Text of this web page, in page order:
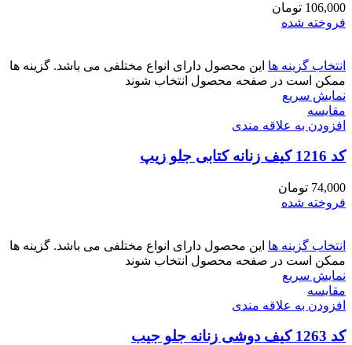
106,000 تومان
فروخته شده
انتخاب گزینه ها این محصول دارای انواع مختلفی می باشد. گزینه ها
ممکن است در صفحه محصول انتخاب شوند
نمایش سریع
مقايسه
افزودن به علاقه مندی
کد 1216 کیف زنانه کتابی جلو زیپ
74,000 تومان
فروخته شده
انتخاب گزینه ها این محصول دارای انواع مختلفی می باشد. گزینه ها
ممکن است در صفحه محصول انتخاب شوند
نمایش سریع
مقايسه
افزودن به علاقه مندی
کد 1263 کیف دوشی زنانه جلو جیب